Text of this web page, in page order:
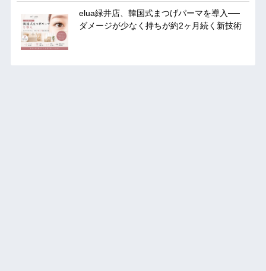
elua緑井店、韓国式まつげパーマを導入──
ダメージが少なく持ちが約2ヶ月続く新技術